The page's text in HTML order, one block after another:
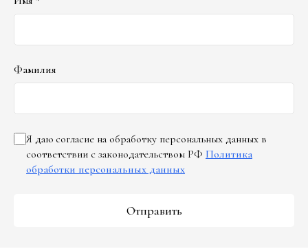
Фамилия
Я даю согласие на обработку персональных данных в
соответствии с законодательством РФ Политика
обработки персональных данных
Отправить